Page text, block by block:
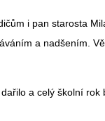
i pan starosta
a nadšením.
a celý školní rok